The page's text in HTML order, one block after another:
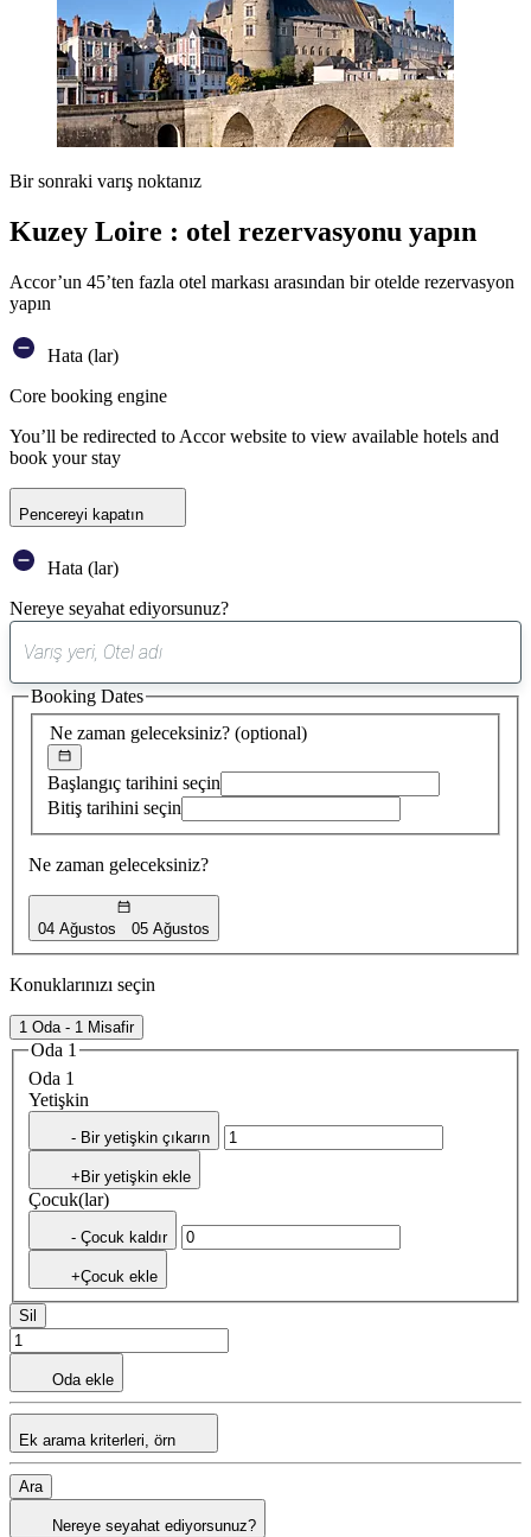
Bir sonraki varış noktanız
Kuzey Loire : otel rezervasyonu yapın
Accor’un 45’ten fazla otel markası arasından bir otelde rezervasyon
yapın
Hata (lar)
Core booking engine
You’ll be redirected to Accor website to view available hotels and
book your stay
Pencereyi kapatın
Hata (lar)
Nereye seyahat ediyorsunuz?
öneri
bulundu
Ne zaman geleceksiniz? (optional)
Başlangıç tarihini seçin
Bitiş tarihini seçin
Ne zaman geleceksiniz?
04 Ağustos 05 Ağustos
Booking Dates
Konuklarınızı seçin
1 Oda - 1 Misafir
Oda 1
Oda 1
Yetişkin
- Bir yetişkin çıkarın
+Bir yetişkin ekle
Çocuk(lar)
- Çocuk kaldır
+Çocuk ekle
Sil
Oda ekle
Ek arama kriterleri, örn
Ara
Nereye seyahat ediyorsunuz?